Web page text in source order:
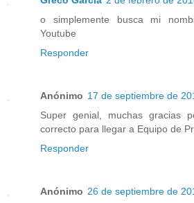
o simplemente busca mi
Youtube
Responder
Anónimo 17 de septiembre de
Super genial, muchas gracias
correcto para llegar a Equipo de
Responder
Anónimo 26 de septiembre de